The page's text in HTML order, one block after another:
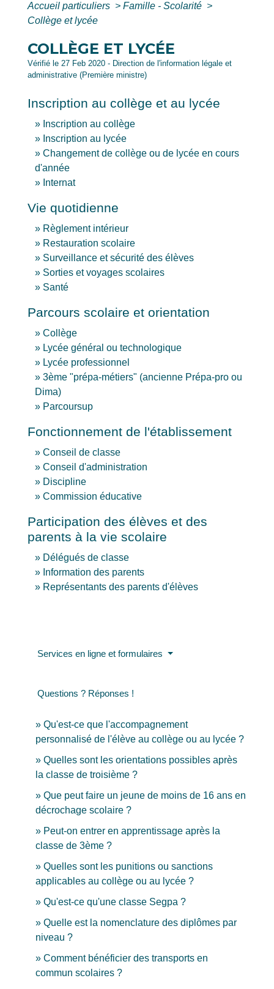
Accueil particuliers > Famille - Scolarité >
Collège et lycée
COLLÈGE ET LYCÉE
Vérifié le 27 Feb 2020 - Direction de l'information légale et
administrative (Première ministre)
Inscription au collège et au lycée
Inscription au collège
Inscription au lycée
Changement de collège ou de lycée en cours
d'année
Internat
Vie quotidienne
Règlement intérieur
Restauration scolaire
Surveillance et sécurité des élèves
Sorties et voyages scolaires
Santé
Parcours scolaire et orientation
Collège
Lycée général ou technologique
Lycée professionnel
3ème "prépa-métiers" (ancienne Prépa-pro ou
Dima)
Parcoursup
Fonctionnement de l'établissement
Conseil de classe
Conseil d'administration
Discipline
Commission éducative
Participation des élèves et des
parents à la vie scolaire
Délégués de classe
Information des parents
Représentants des parents d'élèves
Services en ligne et formulaires
Questions ? Réponses !
Qu'est-ce que l'accompagnement
personnalisé de l'élève au collège ou au lycée ?
Quelles sont les orientations possibles après
la classe de troisième ?
Que peut faire un jeune de moins de 16 ans en
décrochage scolaire ?
Peut-on entrer en apprentissage après la
classe de 3ème ?
Quelles sont les punitions ou sanctions
applicables au collège ou au lycée ?
Qu'est-ce qu'une classe Segpa ?
Quelle est la nomenclature des diplômes par
niveau ?
Comment bénéficier des transports en
commun scolaires ?